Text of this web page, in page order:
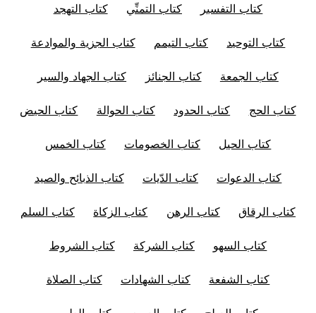
كتاب التفسير كتاب التمنِّي كتاب التهجد
كتاب التوحيد كتاب التيمم كتاب الجزية والموادعة
كتاب الجمعة كتاب الجنائز كتاب الجهاد والسير
كتاب الحج كتاب الحدود كتاب الحوالة كتاب الحيض
كتاب الحيل كتاب الخصومات كتاب الخمس
كتاب الدعوات كتاب الدّيات كتاب الذبائح والصيد
كتاب الرقاق كتاب الرهن كتاب الزكاة كتاب السلم
كتاب السهو كتاب الشركة كتاب الشروط
كتاب الشفعة كتاب الشهادات كتاب الصلاة